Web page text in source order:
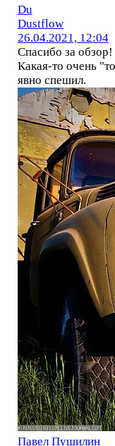
Du
Dustflow
26.04.2021, 12:04
Спасибо за обзор!
Какая-то очень
явно спешил.
Павел Пушилин